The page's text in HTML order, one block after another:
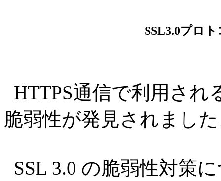
SSL3.0プロ
HTTPS通信で利用され
脆弱性が発見されまし
SSL 3.0 の脆弱性対策